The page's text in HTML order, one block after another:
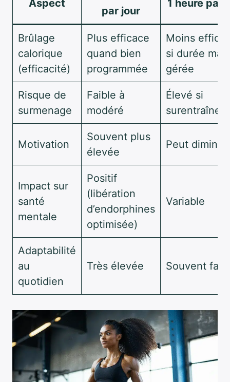
Aspect
par jour
1 heure par
Brûlage
calorique
(efficacité)
Plus efficace
quand bien
programmée
Moins
si durée mal
gérée
Risque de
surmenage
Faible à
modéré
Élevé si
Motivation
Souvent plus
élevée
Peut
Impact sur
santé
mentale
Positif
(libération
d’endorphines
optimisée)
Variable
Adaptabilité
au
quotidien
Très élevée Souvent